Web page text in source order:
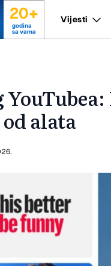
20+
godina
sa vama
Vijesti
alata